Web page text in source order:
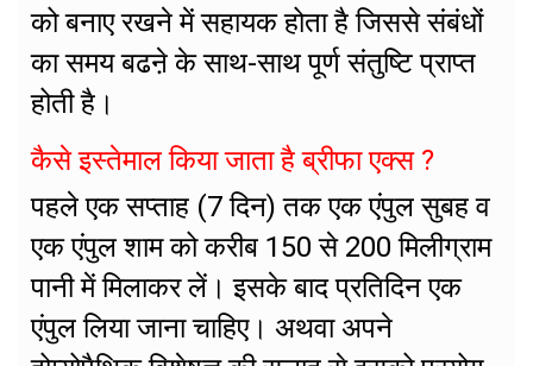
को बनाए रखने में सहायक होता है जिससे संबंधों
का समय बढऩे के साथ-साथ पूर्ण संतुष्टि प्राप्त
होती है।
कैसे इस्तेमाल किया जाता है ब्रीफा एक्स ?
पहले एक सप्ताह (7 दिन) तक एक एंपुल सुबह व
एक एंपुल शाम को करीब 150 से 200 मिलीग्राम
पानी में मिलाकर लें। इसके बाद प्रतिदिन एक
एंपुल लिया जाना चाहिए। अथवा अपने